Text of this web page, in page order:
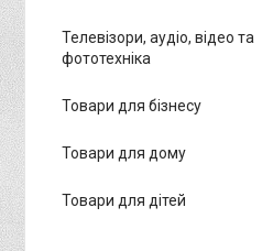
Телевізори, аудіо, відео та
фототехніка
Товари для бізнесу
Товари для дому
Товари для дітей